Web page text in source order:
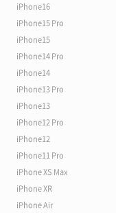
iPhone16
iPhone15 Pro
iPhone15
iPhone14 Pro
iPhone14
iPhone13 Pro
iPhone13
iPhone12 Pro
iPhone12
iPhone11 Pro
iPhone XS Max
iPhone XR
iPhone Air